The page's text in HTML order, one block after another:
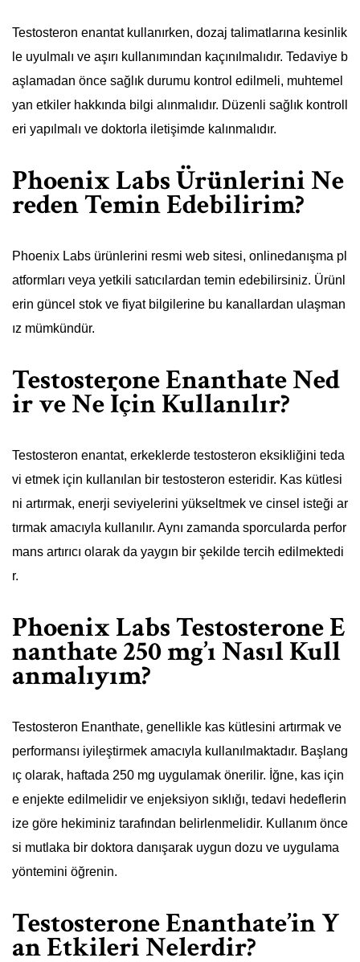
Testosteron enantat kullanırken, dozaj talimatlarına kesinlik
le uyulmalı ve aşırı kullanımından kaçınılmalıdır. Tedaviye b
aşlamadan önce sağlık durumu kontrol edilmeli, muhtemel
yan etkiler hakkında bilgi alınmalıdır. Düzenli sağlık kontroll
eri yapılmalı ve doktorla iletişimde kalınmalıdır.
Phoenix Labs Ürünlerini Ne
reden Temin Edebilirim?
Phoenix Labs ürünlerini resmi web sitesi, onlinedanışma pl
atformları veya yetkili satıcılardan temin edebilirsiniz. Ürünl
erin güncel stok ve fiyat bilgilerine bu kanallardan ulaşman
ız mümkündür.
Testosterone Enanthate Ned
ir ve Ne İçin Kullanılır?
Testosteron enantat, erkeklerde testosteron eksikliğini teda
vi etmek için kullanılan bir testosteron esteridir. Kas kütlesi
ni artırmak, enerji seviyelerini yükseltmek ve cinsel isteği ar
tırmak amacıyla kullanılır. Aynı zamanda sporcularda perfor
mans artırıcı olarak da yaygın bir şekilde tercih edilmektedi
r.
Phoenix Labs Testosterone E
nanthate 250 mg’ı Nasıl Kull
anmalıyım?
Testosteron Enanthate, genellikle kas kütlesini artırmak ve
performansı iyileştirmek amacıyla kullanılmaktadır. Başlang
ıç olarak, haftada 250 mg uygulamak önerilir. İğne, kas için
e enjekte edilmelidir ve enjeksiyon sıklığı, tedavi hedeflerin
ize göre hekiminiz tarafından belirlenmelidir. Kullanım önce
si mutlaka bir doktora danışarak uygun dozu ve uygulama
yöntemini öğrenin.
Testosterone Enanthate’in Y
an Etkileri Nelerdir?